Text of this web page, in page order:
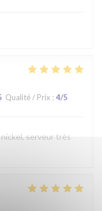
Qualité / Prix : 4/5
serveur très